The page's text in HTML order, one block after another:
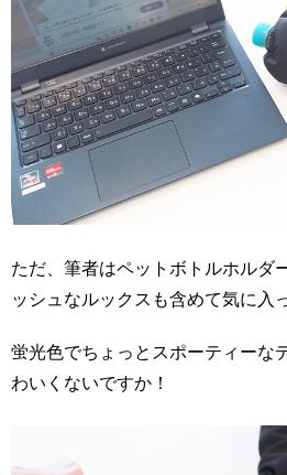
ただ、筆者はペットボトルホルダ
ッシュなルックスも含めて気に入
蛍光色でちょっとスポーティーな
わいくないですか！